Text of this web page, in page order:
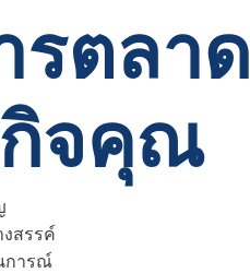
รตลาด
จคุณ
สรรค์
การณ์